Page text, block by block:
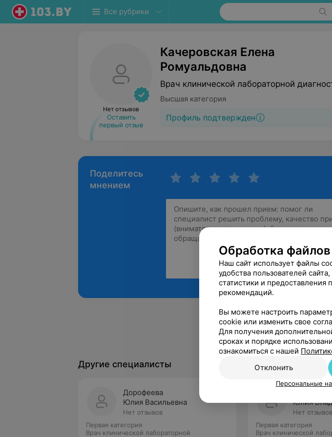
Все рубрики
Нет отзывов
Оставить
первый отзыв
Качеровская Елена
Ромуальдовна
Врач клинической лабораторной
Высшая категория
Профиль подтвержден
Поделитесь
мнением
Другие специалисты
Дорофеева
Юлия Васильевна
Нет отзывов
Первая категория
Врач клинической лабораторной
Юлия
Нет отзывов
Первая категория
Врач клинической
Обработка
Наш сайт использует файлы
удобства пользователей
статистики и предоставления
рекомендаций.
Вы можете настроить
cookie или изменить свое
Для получения
сроках и порядке
ознакомиться с нашей
Отклонить
Персональные